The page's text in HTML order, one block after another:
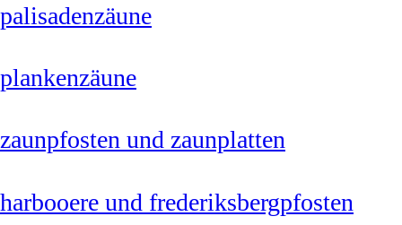
palisadenzäune
plankenzäune
zaunpfosten und zaunplatten
harbooere und frederiksbergpfosten